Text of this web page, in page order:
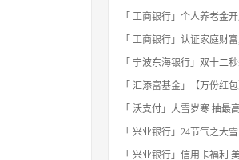
「 工商银行」个人养老金开
「 工商银行」认证家庭财
「 宁波东海银行」双十二
「 汇添富基金」【万份红包】今
「 沃支付」大雪岁寒 抽最
「 兴业银行」24节气之大
「 兴业银行」信用卡福利: